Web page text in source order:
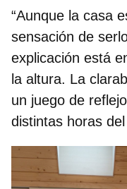
“Aunque la casa
sensación de
explicación está
la altura. La
un juego de
distintas horas